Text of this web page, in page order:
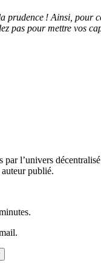
prudence ! Ainsi,
pas pour mettre vos
par l’univers
auteur publié.